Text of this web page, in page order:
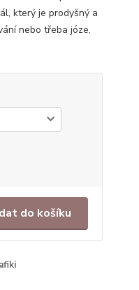
který je prodyšný a
nebo třeba józe,
do košíku